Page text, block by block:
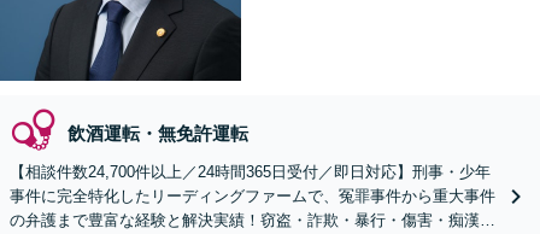
飲酒運転・無免許運転
【相談件数24,700件以上／24時間365日受付／即日対応】刑事・少年
事件に完全特化したリーディングファームで、冤罪事件から重大事件
の弁護まで豊富な経験と解決実績！窃盗・詐欺・暴行・傷害・痴漢・